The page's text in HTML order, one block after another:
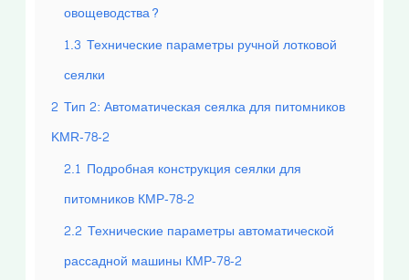
овощеводства?
1.3 Технические параметры ручной лотковой
сеялки
2 Тип 2: Автоматическая сеялка для питомников
KMR-78-2
2.1 Подробная конструкция сеялки для
питомников КМР-78-2
2.2 Технические параметры автоматической
рассадной машины КМР-78-2